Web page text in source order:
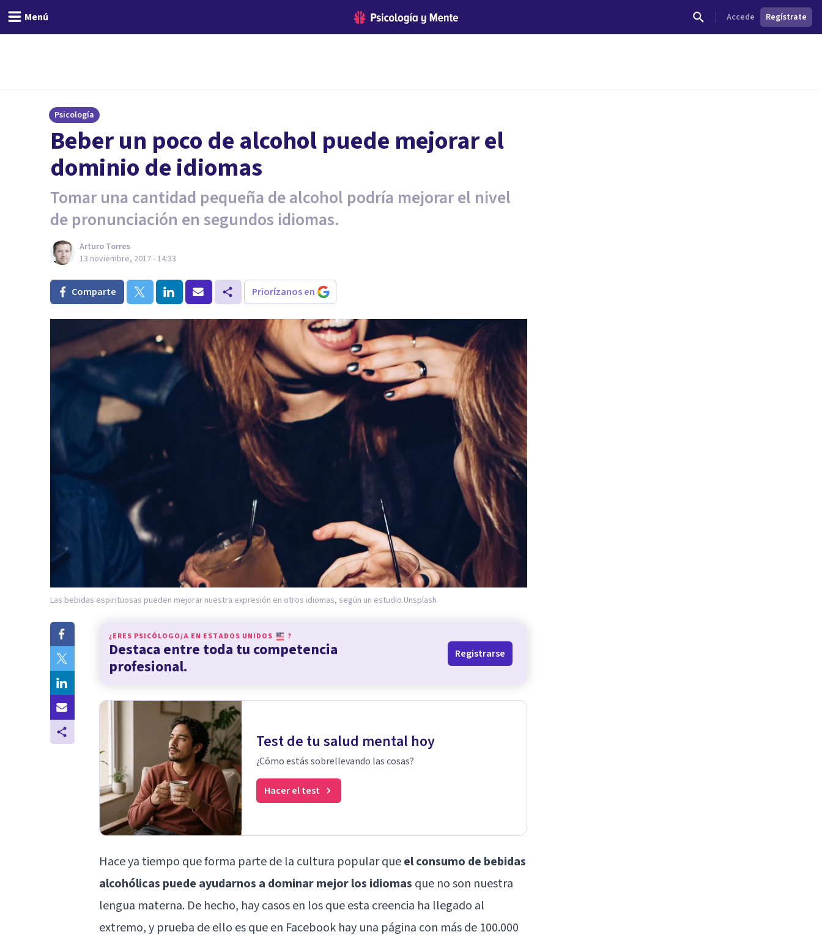
Menú Accede Regístrate
Psicología
Beber un poco de alcohol puede mejorar el
dominio de idiomas
Tomar una cantidad pequeña de alcohol podría mejorar el nivel
de pronunciación en segundos idiomas.
Arturo Torres
13 noviembre, 2017 - 14:33
Comparte Priorízanos en
Las bebidas espirituosas pueden mejorar nuestra expresión en otros idiomas, según un estudio.Unsplash
¿ERES PSICÓLOGO/A EN ESTADOS UNIDOS ?
Destaca entre toda tu competencia
profesional.
Registrarse
Test de tu salud mental hoy
¿Cómo estás sobrellevando las cosas?
Hacer el test
Hace ya tiempo que forma parte de la cultura popular queel consumo de bebidas
alcohólicas puede ayudarnos a dominar mejor los idiomas que no son nuestra
lengua materna. De hecho, hay casos en los que esta creencia ha llegado al
extremo, y prueba de ello es que en Facebook hay una página con más de 100.000